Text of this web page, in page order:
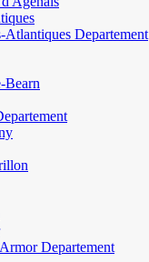
Atlantiques Departement
Bearn
Departement